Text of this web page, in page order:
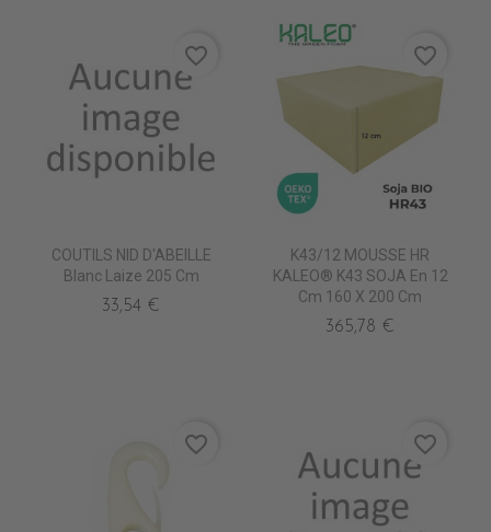
COUTILS NID D'ABEILLE
Blanc Laize 205 Cm
33,54 €
favorite_border
K43/12 MOUSSE HR
KALEO® K43 SOJA En 12
Cm 160 X 200 Cm
365,78 €
favorite_border
favorite_border favorite_border